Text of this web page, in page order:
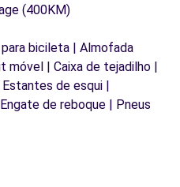
(400KM)
bicileta | Almofada
móvel | Caixa de tejadilho |
de esqui |
de reboque | Pneus